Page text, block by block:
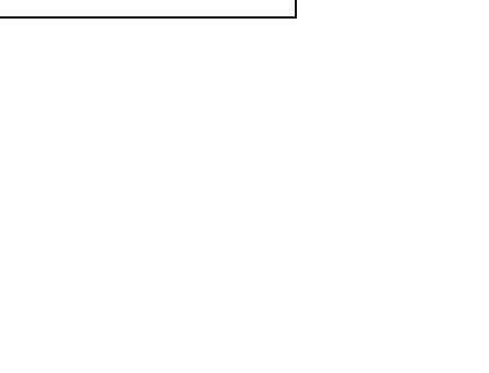
yazıçısı Anar
biz edən